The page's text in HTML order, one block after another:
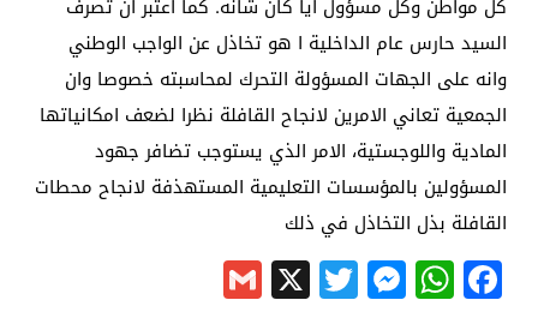
كل مواطن وكل مسؤول ايا كان شأنه. كما اعتبر ان تصرف
السيد حارس عام الداخلية ا هو تخاذل عن الواجب الوطني
وانه على الجهات المسؤولة التحرك لمحاسبته خصوصا وان
الجمعية تعاني الامرين لانجاح القافلة نظرا لضعف امكانياتها
المادية واللوجستية، الامر الذي يستوجب تضافر جهود
المسؤولين بالمؤسسات التعليمية المستهذفة لانجاح محطات
القافلة بذل التخاذل في ذلك
Facebook
WhatsApp
Messenger
Twitter
X